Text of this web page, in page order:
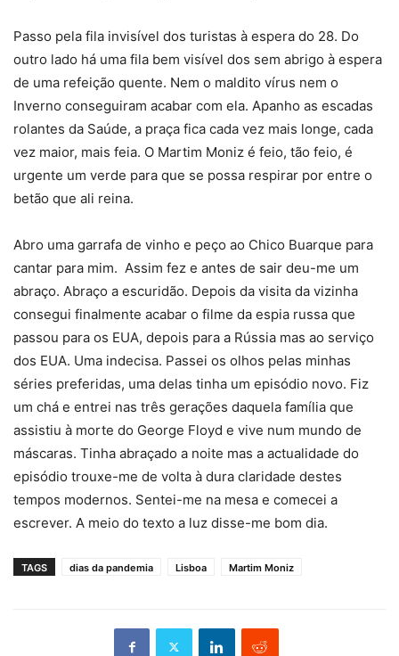
Passo pela fila invisível dos turistas à espera do 28. Do
outro lado há uma fila bem visível dos sem abrigo à espera
de uma refeição quente. Nem o maldito vírus nem o
Inverno conseguiram acabar com ela. Apanho as escadas
rolantes da Saúde, a praça fica cada vez mais longe, cada
vez maior, mais feia. O Martim Moniz é feio, tão feio, é
urgente um verde para que se possa respirar por entre o
betão que ali reina.
Abro uma garrafa de vinho e peço ao Chico Buarque para
cantar para mim. Assim fez e antes de sair deu-me um
abraço. Abraço a escuridão. Depois da visita da vizinha
consegui finalmente acabar o filme da espia russa que
passou para os EUA, depois para a Rússia mas ao serviço
dos EUA. Uma indecisa. Passei os olhos pelas minhas
séries preferidas, uma delas tinha um episódio novo. Fiz
um chá e entrei nas três gerações daquela família que
assistiu à morte do George Floyd e vive num mundo de
máscaras. Tinha abraçado a noite mas a actualidade do
episódio trouxe-me de volta à dura claridade destes
tempos modernos. Sentei-me na mesa e comecei a
escrever. A meio do texto a luz disse-me bom dia.
TAGS dias da pandemia Lisboa Martim Moniz